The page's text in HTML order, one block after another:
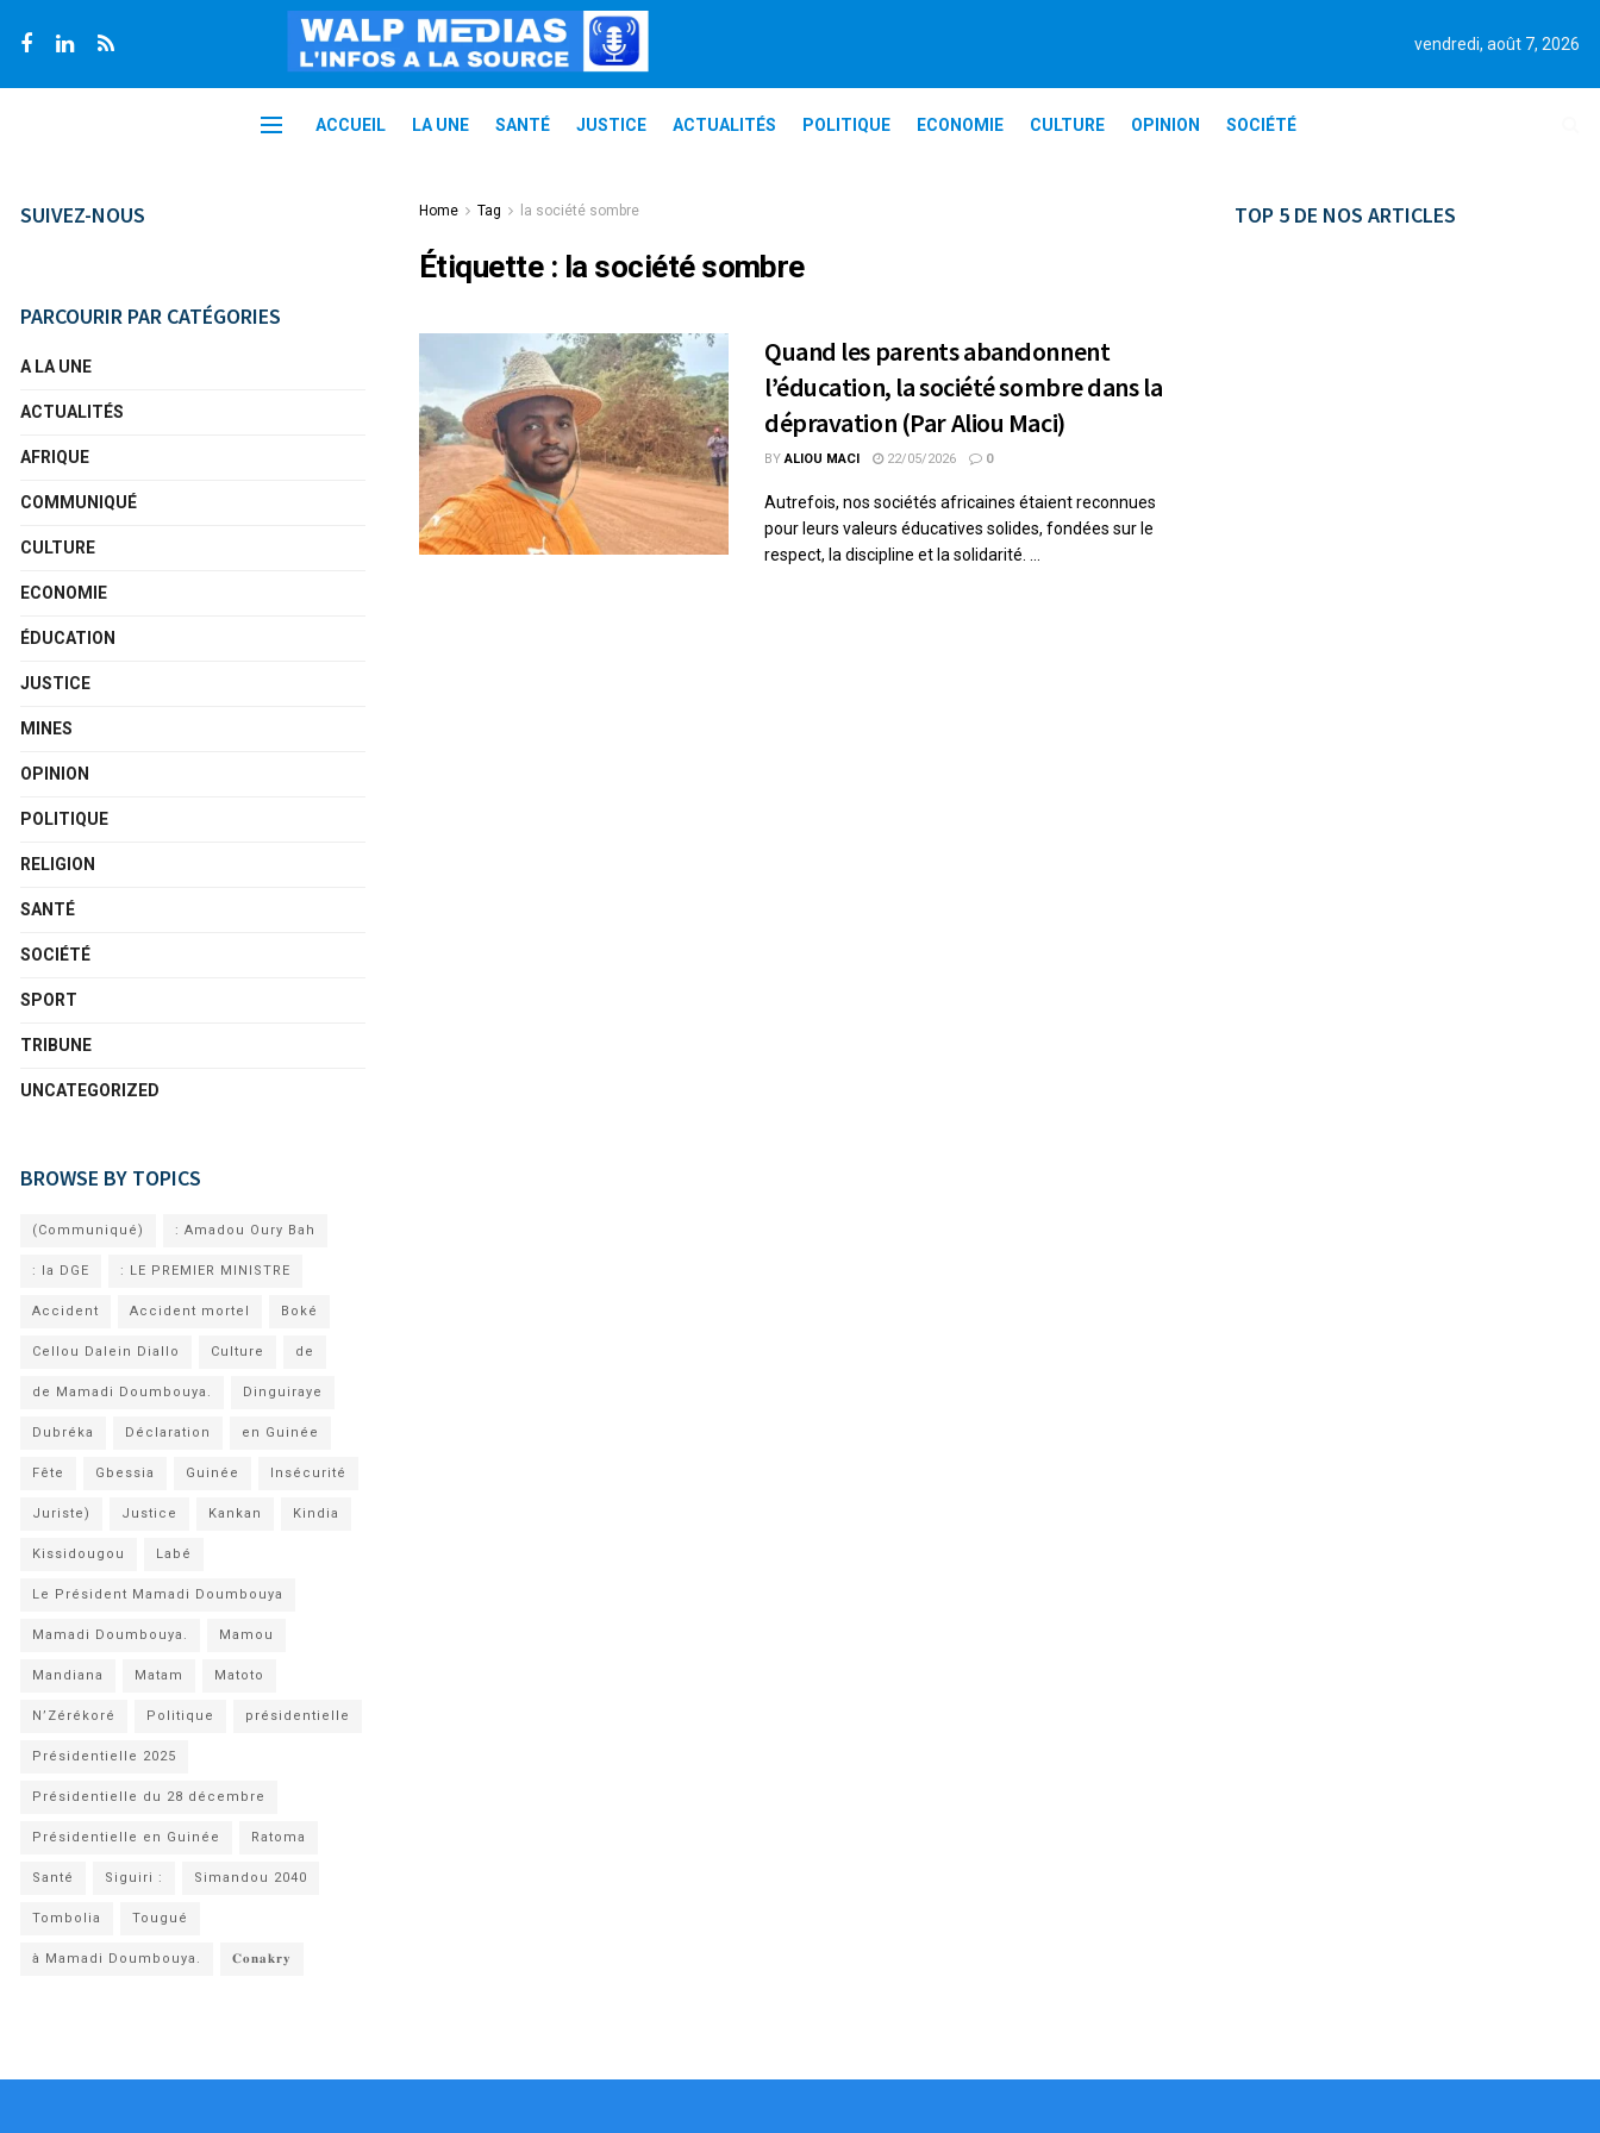
vendredi, août 7, 2026
ACCUEIL LA UNE SANTÉ JUSTICE ACTUALITÉS POLITIQUE ECONOMIE CULTURE OPINION SOCIÉTÉ
Home Tag la société sombre
Étiquette : la société sombre
Quand les parents abandonnent
l’éducation, la société sombre dans la
dépravation (Par Aliou Maci)
BY ALIOU MACI 22/05/2026 0
Autrefois, nos sociétés africaines étaient reconnues
pour leurs valeurs éducatives solides, fondées sur le
respect, la discipline et la solidarité. ...
SUIVEZ-NOUS
PARCOURIR PAR CATÉGORIES
A LA UNE
ACTUALITÉS
AFRIQUE
COMMUNIQUÉ
CULTURE
ECONOMIE
ÉDUCATION
JUSTICE
MINES
OPINION
POLITIQUE
RELIGION
SANTÉ
SOCIÉTÉ
SPORT
TRIBUNE
UNCATEGORIZED
BROWSE BY TOPICS
(Communiqué) : Amadou Oury Bah
: la DGE : LE PREMIER MINISTRE
Accident Accident mortel Boké
Cellou Dalein Diallo Culture de
de Mamadi Doumbouya. Dinguiraye
Dubréka Déclaration en Guinée
Fête Gbessia Guinée Insécurité
Juriste) Justice Kankan Kindia
Kissidougou Labé
Le Président Mamadi Doumbouya
Mamadi Doumbouya. Mamou
Mandiana Matam Matoto
N’Zérékoré Politique présidentielle
Présidentielle 2025
Présidentielle du 28 décembre
Présidentielle en Guinée Ratoma
Santé Siguiri : Simandou 2040
Tombolia Tougué
à Mamadi Doumbouya. 𝐂𝐨𝐧𝐚𝐤𝐫𝐲
TOP 5 DE NOS ARTICLES